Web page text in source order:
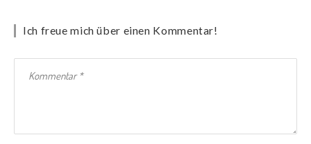
Ich freue mich über einen Kommentar!